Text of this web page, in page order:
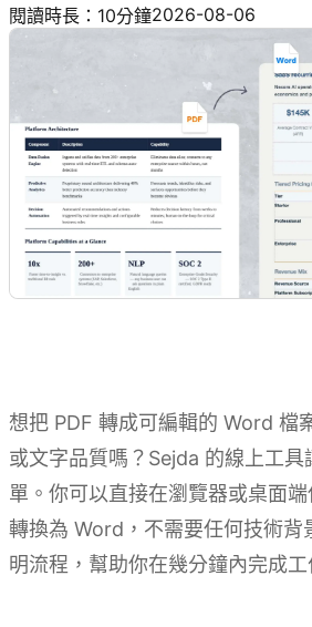
閱讀時長：10分鐘2026-08-06
想把 PDF 轉成可編輯的 Word 檔
或文字品質嗎？Sejda 的線上工
單。你可以直接在瀏覽器或桌面
轉換為 Word，不需要任何技術背
明流程，幫助你在幾分鐘內完成工